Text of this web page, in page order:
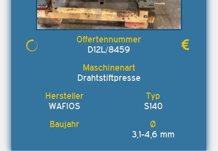
D12L/8459
Drahtstiftpresse
WAFIOS S140
3,1-4,6 mm